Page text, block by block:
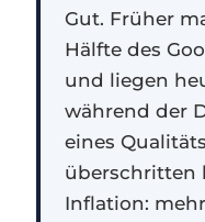
Gut. Früher
Hälfte des
und liegen
während der
eines
überschritten
Inflation: